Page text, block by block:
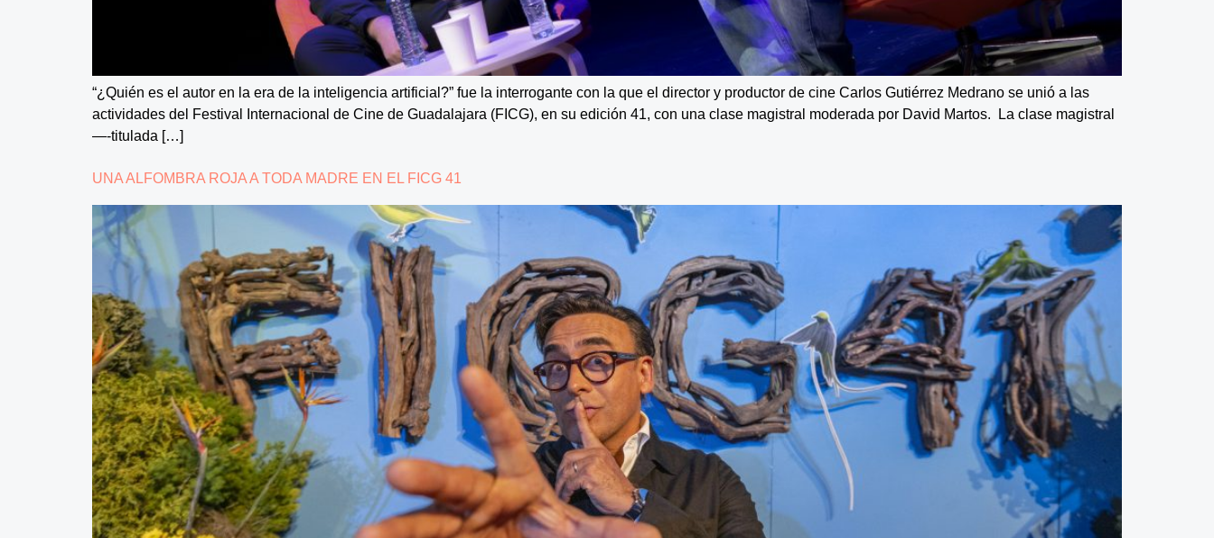
“¿Quién es el autor en la era de la inteligencia artificial?” fue la interrogante con la que el director y productor de cine Carlos Gutiérrez Medrano se unió a las
actividades del Festival Internacional de Cine de Guadalajara (FICG), en su edición 41, con una clase magistral moderada por David Martos. La clase magistral
—-titulada […]
UNA ALFOMBRA ROJA A TODA MADRE EN EL FICG 41